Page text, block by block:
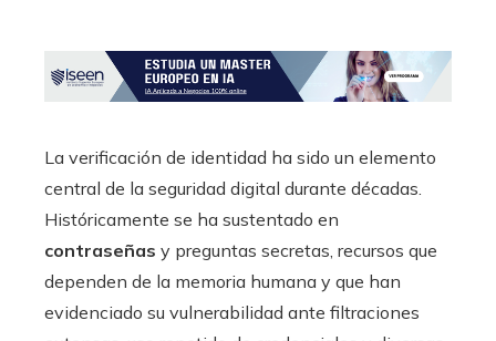
La verificación de identidad ha sido un elemento
central de la seguridad digital durante décadas.
Históricamente se ha sustentado en
contraseñas y preguntas secretas, recursos que
dependen de la memoria humana y que han
evidenciado su vulnerabilidad ante filtraciones